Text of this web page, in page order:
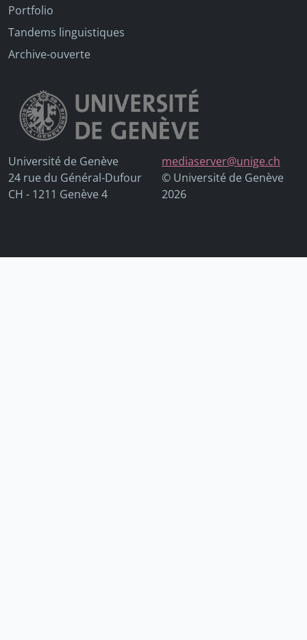
Portfolio
Tandems linguistiques
Archive-ouverte
Université de Genève
24 rue du Général-Dufour
CH - 1211 Genève 4
mediaserver@unige.ch
© Université de Genève
2026